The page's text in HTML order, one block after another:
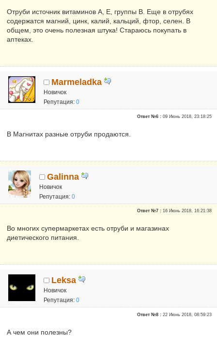
Отруби источник витаминов А, Е, группы В. Еще в отрубях
содержатся магний, цинк, калий, кальций, фтор, селен. В
общем, это очень полезная штука! Стараюсь покупать в
аптеках.
Marmeladka
Новичок
Репутация:0
Ответ №6 :09 Июнь 2018, 23:18:25
В Магнитах разные отруби продаются.
Galinna
Новичок
Репутация: 0
Ответ №7 :16 Июнь 2018, 16:21:38
Во многих супермаркетах есть отруби и магазинах
диетического питания.
Leksa
Новичок
Репутация:0
Ответ №8 :22 Июнь 2018, 08:59:23
А чем они полезны?